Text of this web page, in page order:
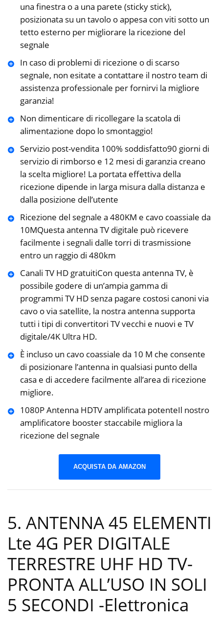
una finestra o a una parete (sticky stick),
posizionata su un tavolo o appesa con viti sotto un
tetto esterno per migliorare la ricezione del
segnale
In caso di problemi di ricezione o di scarso
segnale, non esitate a contattare il nostro team di
assistenza professionale per fornirvi la migliore
garanzia!
Non dimenticare di ricollegare la scatola di
alimentazione dopo lo smontaggio!
Servizio post-vendita 100% soddisfatto90 giorni di
servizio di rimborso e 12 mesi di garanzia creano
la scelta migliore! La portata effettiva della
ricezione dipende in larga misura dalla distanza e
dalla posizione dell’utente
Ricezione del segnale a 480KM e cavo coassiale da
10MQuesta antenna TV digitale può ricevere
facilmente i segnali dalle torri di trasmissione
entro un raggio di 480km
Canali TV HD gratuitiCon questa antenna TV, è
possibile godere di un’ampia gamma di
programmi TV HD senza pagare costosi canoni via
cavo o via satellite, la nostra antenna supporta
tutti i tipi di convertitori TV vecchi e nuovi e TV
digitale/4K Ultra HD.
È incluso un cavo coassiale da 10 M che consente
di posizionare l’antenna in qualsiasi punto della
casa e di accedere facilmente all’area di ricezione
migliore.
1080P Antenna HDTV amplificata potenteIl nostro
amplificatore booster staccabile migliora la
ricezione del segnale
ACQUISTA DA AMAZON
5. ANTENNA 45 ELEMENTI
Lte 4G PER DIGITALE
TERRESTRE UHF HD TV-
PRONTA ALL’USO IN SOLI
5 SECONDI -Elettronica